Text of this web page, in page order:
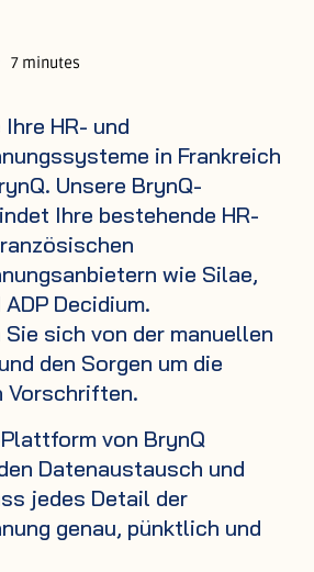
7 minutes
HR- und
in Frankreich
Unsere BrynQ-
Ihre bestehende HR-
wie Silae,
Decidium.
sich von der manuellen
den Sorgen um die
Vorschriften.
von BrynQ
Datenaustausch und
jedes Detail der
genau, pünktlich und